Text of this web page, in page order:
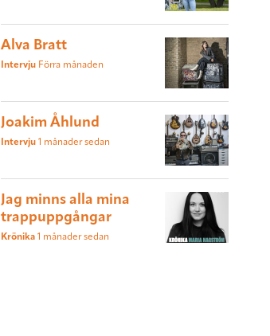
Alva Bratt
Intervju Förra månaden
Joakim Åhlund
Intervju 1 månader sedan
Jag minns alla mina
trappuppgångar
Krönika 1 månader sedan